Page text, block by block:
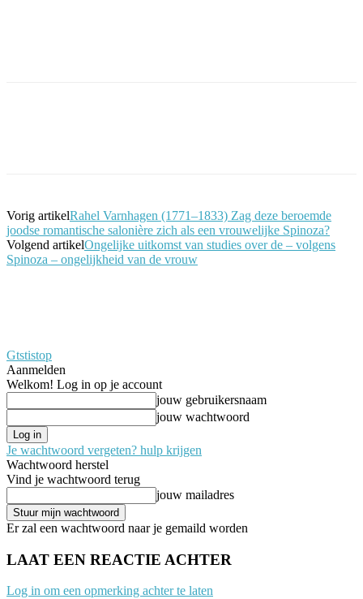
Vorig artikelRahel Varnhagen (1771–1833) Zag deze beroemde
joodse romantische salonière zich als een vrouwelijke Spinoza?
Volgend artikelOngelijke uitkomst van studies over de – volgens
Spinoza – ongelijkheid van de vrouw
Gtstistop
Aanmelden
Welkom! Log in op je account
jouw gebruikersnaam
jouw wachtwoord
Je wachtwoord vergeten? hulp krijgen
Wachtwoord herstel
Vind je wachtwoord terug
jouw mailadres
Er zal een wachtwoord naar je gemaild worden
LAAT EEN REACTIE ACHTER
Log in om een opmerking achter te laten